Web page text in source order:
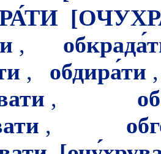
,
, обдира́ти
,
,